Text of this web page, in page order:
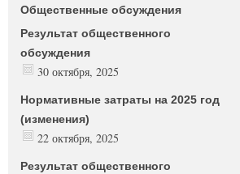
Общественные обсуждения
Результат общественного
обсуждения
30 октября, 2025
Нормативные затраты на 2025 год
(изменения)
22 октября, 2025
Результат общественного